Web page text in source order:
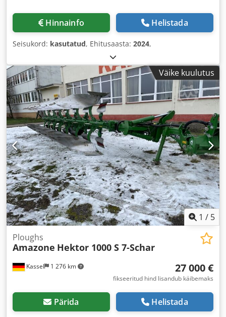
Hinnainfo Helistada
Seisukord: kasutatud, Ehitusaasta: 2024,
Väike kuulutus
1 / 5
Kassel 1 276 km
Ploughs
Amazone Hektor 1000 S 7-Schar
27 000 €
fikseeritud hind lisandub käibemaks
Pärida Helistada